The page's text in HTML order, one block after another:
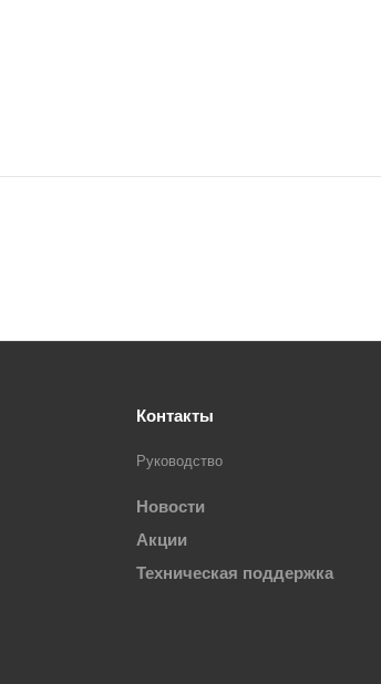
Контакты
Руководство
Новости
Акции
Техническая поддержка